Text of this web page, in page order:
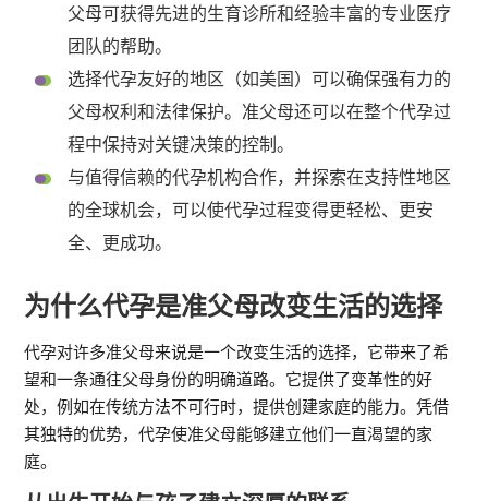
父母可获得先进的生育诊所和经验丰富的专业医疗
团队的帮助。
选择代孕友好的地区（如美国）可以确保强有力的
父母权利和法律保护。准父母还可以在整个代孕过
程中保持对关键决策的控制。
与值得信赖的代孕机构合作，并探索在支持性地区
的全球机会，可以使代孕过程变得更轻松、更安
全、更成功。
为什么代孕是准父母改变生活的选择
代孕对许多准父母来说是一个改变生活的选择，它带来了希
望和一条通往父母身份的明确道路。它提供了变革性的好
处，例如在传统方法不可行时，提供创建家庭的能力。凭借
其独特的优势，代孕使准父母能够建立他们一直渴望的家
庭。